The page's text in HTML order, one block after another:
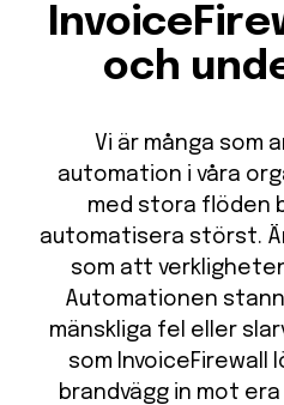
och
Vi är många som
automation i våra
med stora flöden
automatisera störst.
som att
Automationen
mänskliga fel eller
som InvoiceFirewall
brandvägg in mot